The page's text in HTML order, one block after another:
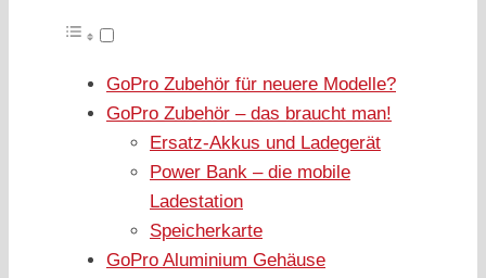
GoPro Zubehör für neuere Modelle?
GoPro Zubehör – das braucht man!
Ersatz-Akkus und Ladegerät
Power Bank – die mobile
Ladestation
Speicherkarte
GoPro Aluminium Gehäuse